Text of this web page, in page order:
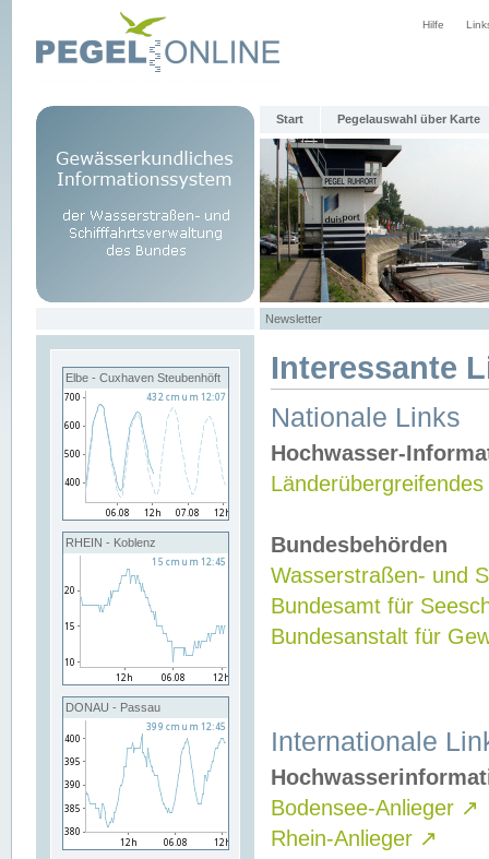
Hilfe
Start Pegelauswahl über Karte
Newsletter
Elbe - Cuxhaven Steubenhöft
RHEIN - Koblenz
DONAU - Passau
Interessante
Nationale Links
Hochwasser-
Bundesbehörden
Wasserstraßen- und
Bundesamt für
Bundesanstalt für
Internationale
Bodensee-Anlieger ↗
Rhein-Anlieger ↗